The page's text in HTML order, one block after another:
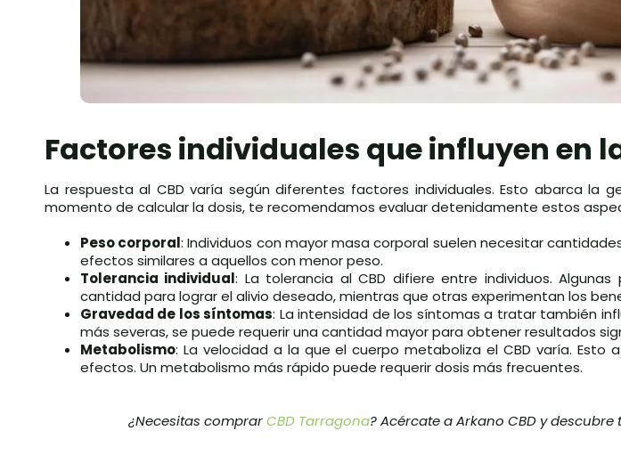
Factores individuales que influyen en
La respuesta al CBD varía según diferentes factores individuales. Esto abarca la
momento de calcular la dosis, te recomendamos evaluar detenidamente estos
Peso corporal: Individuos con mayor masa corporal suelen necesitar
efectos similares a aquellos con menor peso.
Tolerancia individual: La tolerancia al CBD difiere entre individuos.
cantidad para lograr el alivio deseado, mientras que otras experimentan los
Gravedad de los síntomas: La intensidad de los síntomas a tratar también
más severas, se puede requerir una cantidad mayor para obtener resultados
Metabolismo: La velocidad a la que el cuerpo metaboliza el CBD varía. Esto
efectos. Un metabolismo más rápido puede requerir dosis más frecuentes.
¿Necesitas comprarCBD Tarragona? Acércate a Arkano CBD y